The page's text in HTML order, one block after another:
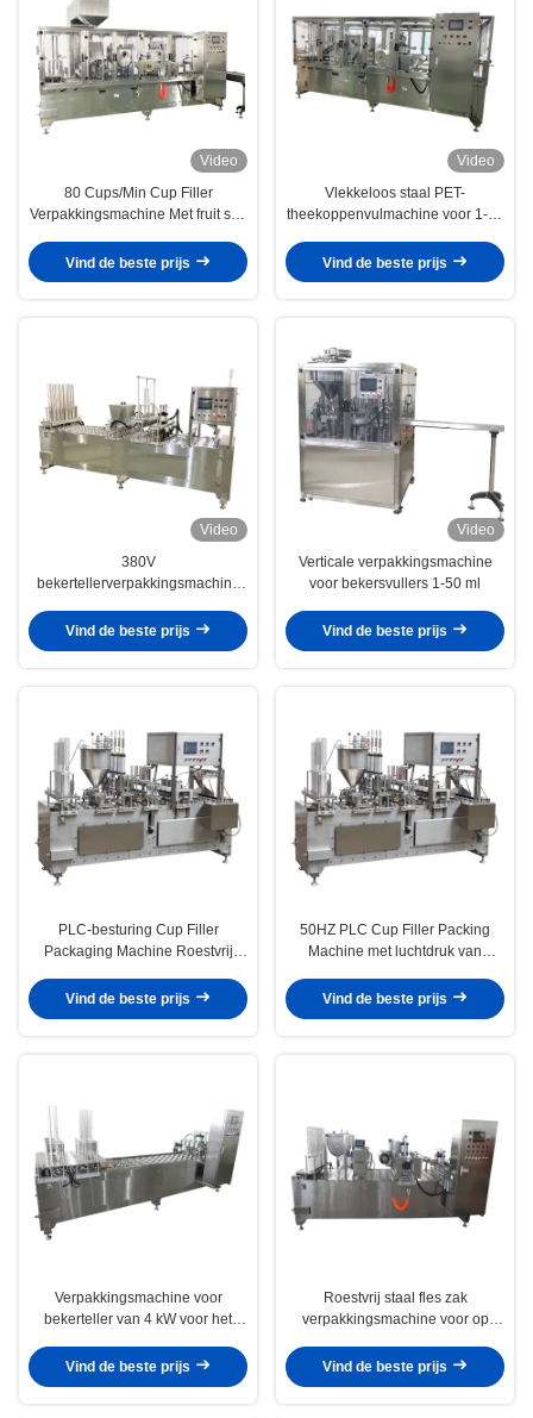
Video
80 Cups/Min Cup Filler
Verpakkingsmachine Met fruit sap
vulverzegelingsmachine
Vind de beste prijs
Video
Vlekkeloos staal PET-
theekoppenvulmachine voor 1-50
Vind de beste prijs
Video
380V
bekertellerverpakkingsmachine
Vind de beste prijs
Video
Verticale verpakkingsmachine
voor bekersvullers 1-50 ml
Vind de beste prijs
PLC-besturing Cup Filler
Packaging Machine Roestvrij
Vind de beste prijs
50HZ PLC Cup Filler Packing
Machine met luchtdruk van
Vind de beste prijs
Verpakkingsmachine voor
bekerteller van 4 kW voor het
flessen
Vind de beste prijs
Roestvrij staal fles zak
verpakkingsmachine voor op
Vind de beste prijs